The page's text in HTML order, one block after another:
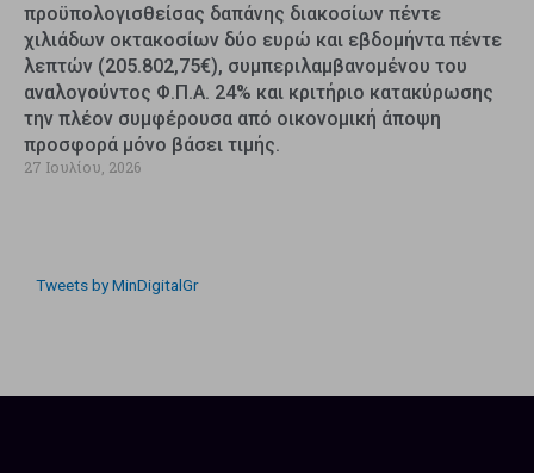
προϋπολογισθείσας δαπάνης διακοσίων πέντε
χιλιάδων οκτακοσίων δύο ευρώ και εβδομήντα πέντε
λεπτών (205.802,75€), συμπεριλαμβανομένου του
αναλογούντος Φ.Π.Α. 24% και κριτήριο κατακύρωσης
την πλέον συμφέρουσα από οικονομική άποψη
προσφορά μόνο βάσει τιμής.
27 Ιουλίου, 2026
Tweets by MinDigitalGr